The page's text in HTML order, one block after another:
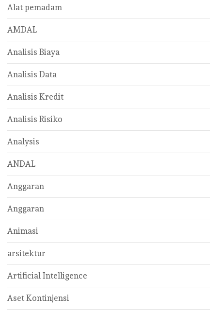
Alat pemadam
AMDAL
Analisis Biaya
Analisis Data
Analisis Kredit
Analisis Risiko
Analysis
ANDAL
Anggaran
Anggaran
Animasi
arsitektur
Artificial Intelligence
Aset Kontinjensi